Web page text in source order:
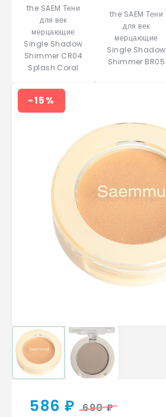
the SAEM Тени
для век
мерцающие
Single Shadow
Shimmer CR04
Splash Coral
the SAEM Тени
для век
мерцающие
Single Shadow
Shimmer BR05
-15%
586 ₽ 690 ₽